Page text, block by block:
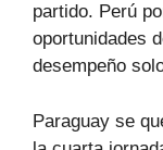
partido. Perú
oportunidades
desempeño
Paraguay se